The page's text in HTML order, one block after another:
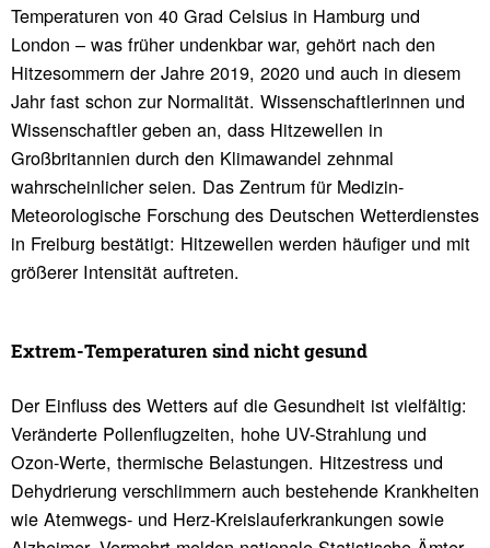
Temperaturen von 40 Grad Celsius in Hamburg und
London – was früher undenkbar war, gehört nach den
Hitzesommern der Jahre 2019, 2020 und auch in diesem
Jahr fast schon zur Normalität. Wissenschaftlerinnen und
Wissenschaftler geben an, dass Hitzewellen in
Großbritannien durch den Klimawandel zehnmal
wahrscheinlicher seien. Das Zentrum für Medizin-
Meteorologische Forschung des Deutschen Wetterdienstes
in Freiburg bestätigt: Hitzewellen werden häufiger und mit
größerer Intensität auftreten.
Extrem-Tempe­ra­turen sind nicht gesund
Der Einfluss des Wetters auf die Gesundheit ist vielfältig:
Veränderte Pollenflugzeiten, hohe UV-Strahlung und
Ozon-Werte, thermische Belastungen. Hitzestress und
Dehydrierung verschlimmern auch bestehende Krankheiten
wie Atemwegs- und Herz-Kreislauferkrankungen sowie